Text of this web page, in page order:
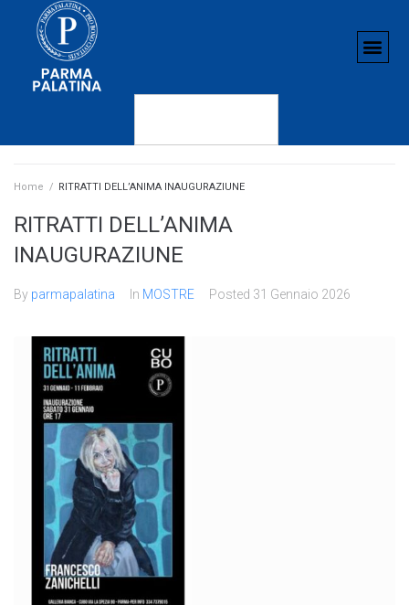
Home / RITRATTI DELL’ANIMA INAUGURAZIUNE
RITRATTI DELL’ANIMA
INAUGURAZIUNE
By parmapalatina In MOSTRE Posted 31 Gennaio 2026